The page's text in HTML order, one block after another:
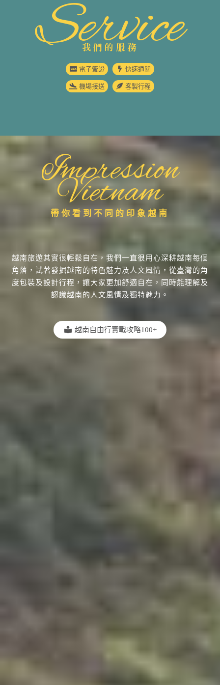
Service
我們的服務
電子簽證 快速通關
機場接送 客製行程
Impression
Vietnam
帶你看到不同的印象越南
越南旅遊其實很輕鬆自在，我們一直很用心深耕越南每個
角落，試著發掘越南的特色魅力及人文風情，從臺灣的角
度包裝及設計行程，讓大家更加舒適自在，同時能理解及
認識越南的人文風情及獨特魅力。
越南自由行實戰攻略100+